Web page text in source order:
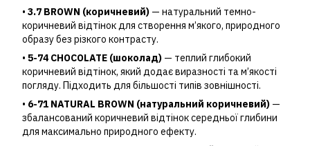
• 3.7 BROWN (коричневий) — натуральний темно-
коричневий відтінок для створення м’якого, природного
образу без різкого контрасту.
• 5-74 CHOCOLATE (шоколад) — теплий глибокий
коричневий відтінок, який додає виразності та м’якості
погляду. Підходить для більшості типів зовнішності.
• 6-71 NATURAL BROWN (натуральний коричневий) —
збалансований коричневий відтінок середньої глибини
для максимально природного ефекту.